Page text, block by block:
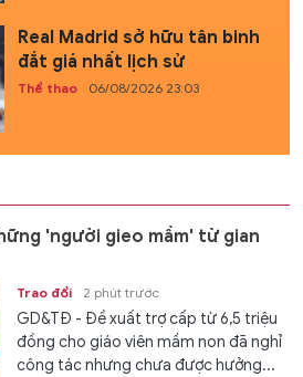
Real Madrid sở hữu tân binh
đắt giá nhất lịch sử
Thể thao 06/08/2026 23:03
'người gieo mầm' từ gian
Trao đổi 2 phút trước
GD&TĐ - Đề xuất trợ cấp từ 6,5 triệu
đồng cho giáo viên mầm non đã nghỉ
công tác nhưng chưa được hưởng...